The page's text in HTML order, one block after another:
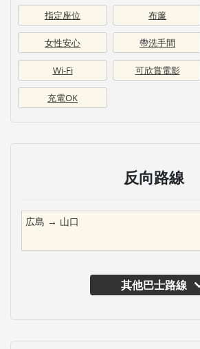
指定座位 布簾
女性安心 帶洗手間
Wi-Fi 可欣賞電影
充電OK
反向路線
広島 → 山口
其他巴士路線